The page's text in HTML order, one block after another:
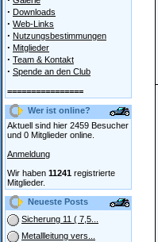
· Downloads
· Web-Links
· Nutzungsbestimmungen
· Mitglieder
· Team & Kontakt
· Spende an den Club
================
Wer ist online?
Aktuell sind hier 2459 Besucher
und 0 Mitglieder online.
Anmeldung
Wir haben 11241 registrierte
Mitglieder.
Neueste Posts
Sicherung 11 ( 7,5...
Metallleitung vers...